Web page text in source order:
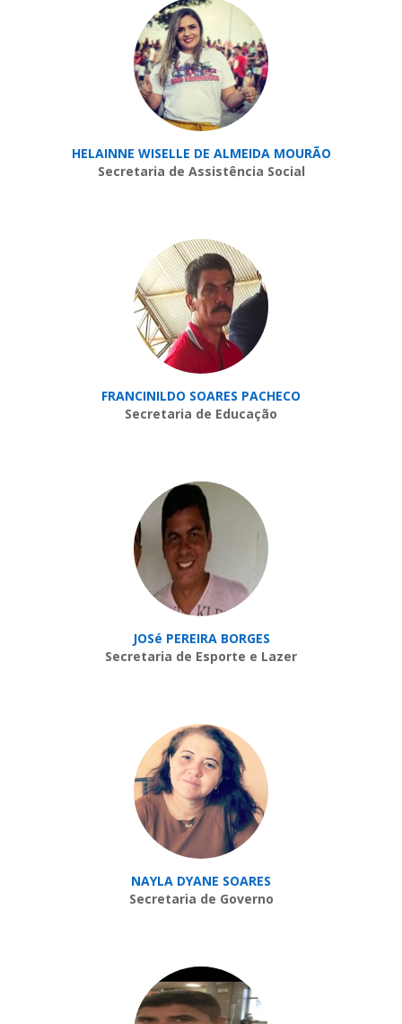
HELAINNE WISELLE DE ALMEIDA MOURÃO
Secretaria de Assistência Social
FRANCINILDO SOARES PACHECO
Secretaria de Educação
JOSé PEREIRA BORGES
Secretaria de Esporte e Lazer
NAYLA DYANE SOARES
Secretaria de Governo